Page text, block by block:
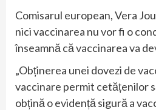
Comisarul european, Vera
nici vaccinarea nu vor fi o
înseamnă că vaccinarea va
„Obținerea unei dovezi de
vaccinare permit cetățenilor
obțină o evidență sigură a